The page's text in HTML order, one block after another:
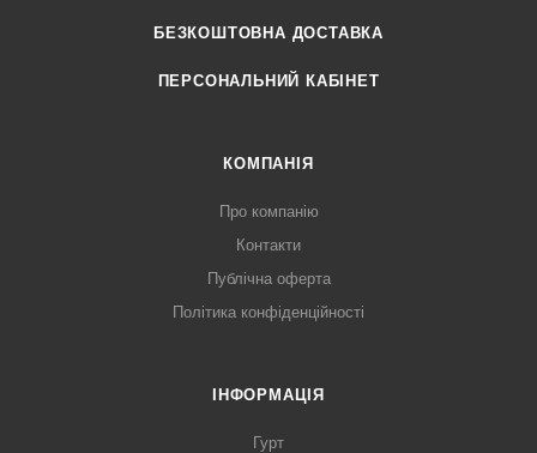
БЕЗКОШТОВНА ДОСТАВКА
ПЕРСОНАЛЬНИЙ КАБІНЕТ
КОМПАНІЯ
Про компанію
Контакти
Публічна оферта
Політика конфіденційності
ІНФОРМАЦІЯ
Гурт